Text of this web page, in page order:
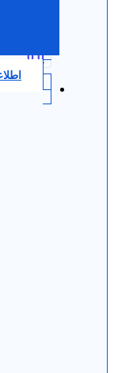
0.0